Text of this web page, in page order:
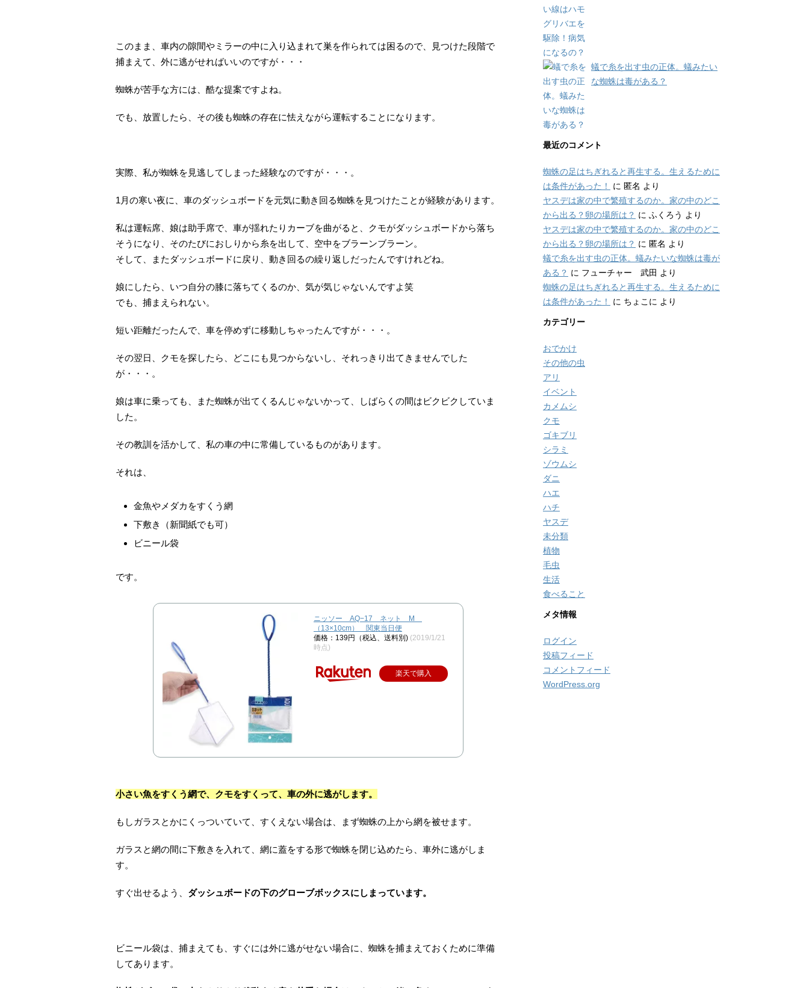
このまま、車内の隙間やミラーの中に入り込まれて巣を作られては困るので、見つけた段階で
捕まえて、外に逃がせればいいのですが・・・
蜘蛛が苦手な方には、酷な提案ですよね。
でも、放置したら、その後も蜘蛛の存在に怯えながら運転することになります。
実際、私が蜘蛛を見逃してしまった経験なのですが・・・。
1月の寒い夜に、車のダッシュボードを元気に動き回る蜘蛛を見つけたことが経験があります。
私は運転席、娘は助手席で、車が揺れたりカーブを曲がると、クモがダッシュボードから落ち
そうになり、そのたびにおしりから糸を出して、空中をブラーンブラーン。
そして、またダッシュボードに戻り、動き回るの繰り返しだったんですけれどね。
娘にしたら、いつ自分の膝に落ちてくるのか、気が気じゃないんですよ笑
でも、捕まえられない。
短い距離だったんで、車を停めずに移動しちゃったんですが・・・。
その翌日、クモを探したら、どこにも見つからないし、それっきり出てきませんでした
が・・・。
娘は車に乗っても、また蜘蛛が出てくるんじゃないかって、しばらくの間はビクビクしていま
した。
その教訓を活かして、私の車の中に常備しているものがあります。
それは、
金魚やメダカをすくう網
下敷き（新聞紙でも可）
ビニール袋
です。
ニッソー AQ−17 ネット M
（13×10cm） 関東当日便
価格：139円（税込、送料別) (2019/1/21
時点)
楽天で購入
小さい魚をすくう網で、クモをすくって、車の外に逃がします。
もしガラスとかにくっついていて、すくえない場合は、まず蜘蛛の上から網を被せます。
ガラスと網の間に下敷きを入れて、網に蓋をする形で蜘蛛を閉じ込めたら、車外に逃がしま
す。
すぐ出せるよう、 ダッシュボードの下のグローブボックスにしまっています。
ビニール袋は、捕まえても、すぐには外に逃がせない場合に、蜘蛛を捕まえておくために準備
してあります。
蟻で糸を出す虫の正体。蟻みたい
な蜘蛛は毒がある？
最近のコメント
蜘蛛の足はちぎれると再生する。生えるために
は条件があった！
に 匿名 より
ヤスデは家の中で繁殖するのか。家の中のどこ
から出る？卵の場所は？ に ふくろう より
ヤスデは家の中で繁殖するのか。家の中のどこ
から出る？卵の場所は？ に 匿名 より
蟻で糸を出す虫の正体。蟻みたいな蜘蛛は毒が
ある？ に フューチャー 武田 より
蜘蛛の足はちぎれると再生する。生えるために
は条件があった！
に ちょこに より
カテゴリー
おでかけ
その他の虫
アリ
イベント
カメムシ
クモ
ゴキブリ
シラミ
ゾウムシ
ダニ
ハエ
ハチ
ヤスデ
未分類
植物
毛虫
生活
食べること
メタ情報
ログイン
投稿フィード
コメントフィード
WordPress.org